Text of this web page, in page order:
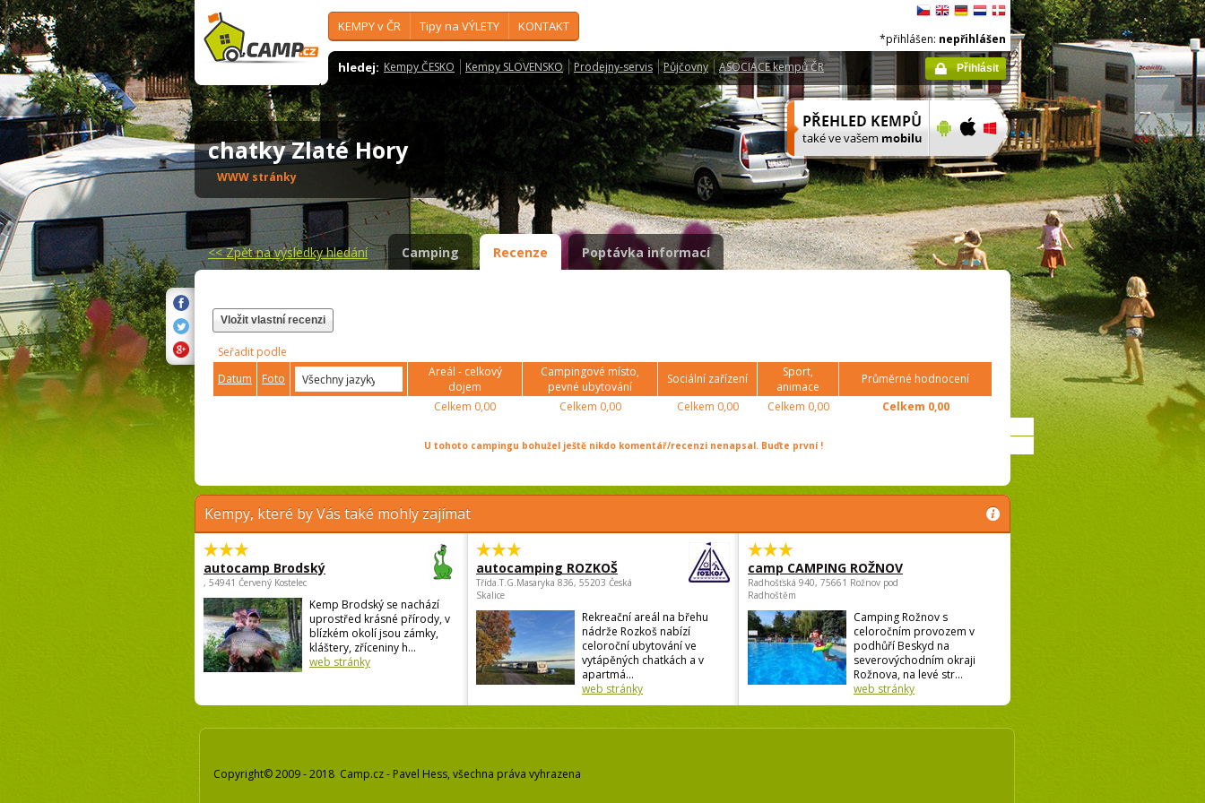
KEMPY v ČR Tipy na VÝLETY KONTAKT
hledej: Kempy ČESKO Kempy SLOVENSKO Prodejny-servis Půjčovny ASOCIACE kempů ČR
*přihlášen: nepřihlášen
Přihlásit
chatky Zlaté Hory
WWW stránky
<<Zpět na výsledky hledání Camping Recenze Poptávka informací
Vložit vlastní recenzi
Seřadit podle
Datum
Foto
Areál - celkový
dojem
Campingové místo,
pevné ubytování
Sociální zařízení
Sport,
animace
Průměrné hodnocení
Celkem 0,00 Celkem 0,00 Celkem 0,00 Celkem 0,00 Celkem 0,00
U tohoto campingu bohužel ještě nikdo komentář/recenzi nenapsal. Buďte první !
Kempy, které by Vás také mohly zajímat
autocamp Brodský
, 54941 Červený Kostelec
Kemp Brodský se nachází
uprostřed krásné přírody, v
blízkém okolí jsou zámky,
kláštery, zříceniny h...
web stránky
autocamping ROZKOŠ
Třída.T.G.Masaryka 836, 55203 Česká
Skalice
Rekreační areál na břehu
nádrže Rozkoš nabízí
celoroční ubytování ve
vytápěných chatkách a v
apartmá...
web stránky
camp CAMPING ROŽNOV
Radhošťská 940, 75661 Rožnov pod
Radhoštěm
Camping Rožnov s
celoročním provozem v
podhůří Beskyd na
severovýchodním okraji
Rožnova, na levé str...
web stránky
Copyright© 2009 - 2018 Camp.cz - Pavel Hess, všechna práva vyhrazena